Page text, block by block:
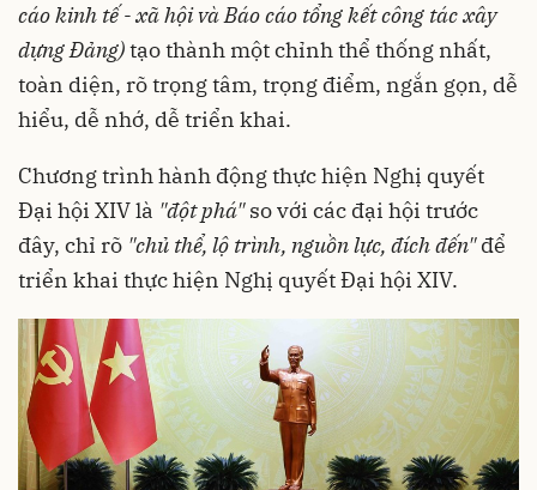
cáokinh tế- xã hội và Báo cáo tổng kết công tác xây
dựng Đảng)tạo thành một chỉnh thể thống nhất,
toàn diện, rõ trọng tâm, trọng điểm, ngắn gọn, dễ
hiểu, dễ nhớ, dễ triển khai.
Chương trình hành động thực hiện Nghị quyết
Đại hội XIV là "đột phá"so với các đại hội trước
đây, chỉ rõ "chủ thể, lộ trình, nguồn lực, đích đến"để
triển khai thực hiện Nghị quyết Đại hội XIV.